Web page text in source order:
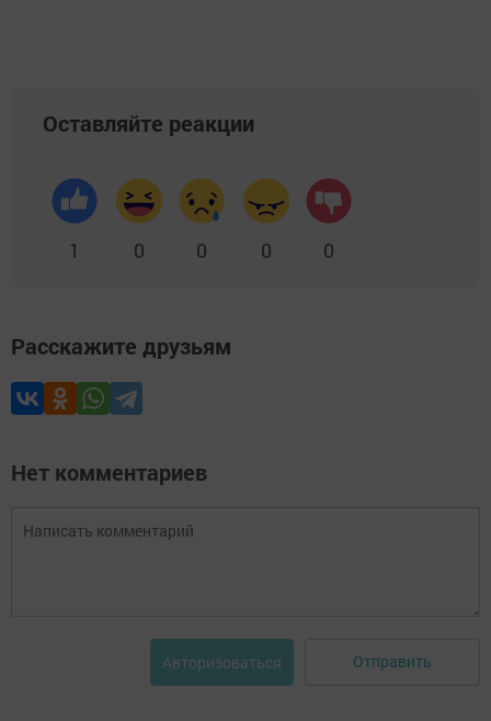
Оставляйте реакции
1 0 0 0 0
Расскажите друзьям
Нет комментариев
Авторизоваться Отправить